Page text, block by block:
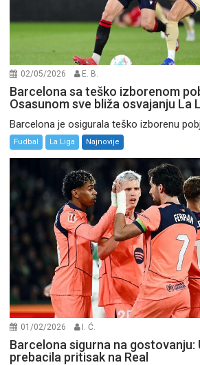
02/05/2026 E. B.
Barcelona sa teško izborenom
Osasunom sve bliža osvajanju La
Barcelona je osigurala teško izborenu
Fudbal La Liga Najnovije
01/02/2026 I. Ć.
Barcelona sigurna na gostovanju:
prebacila pritisak na Real